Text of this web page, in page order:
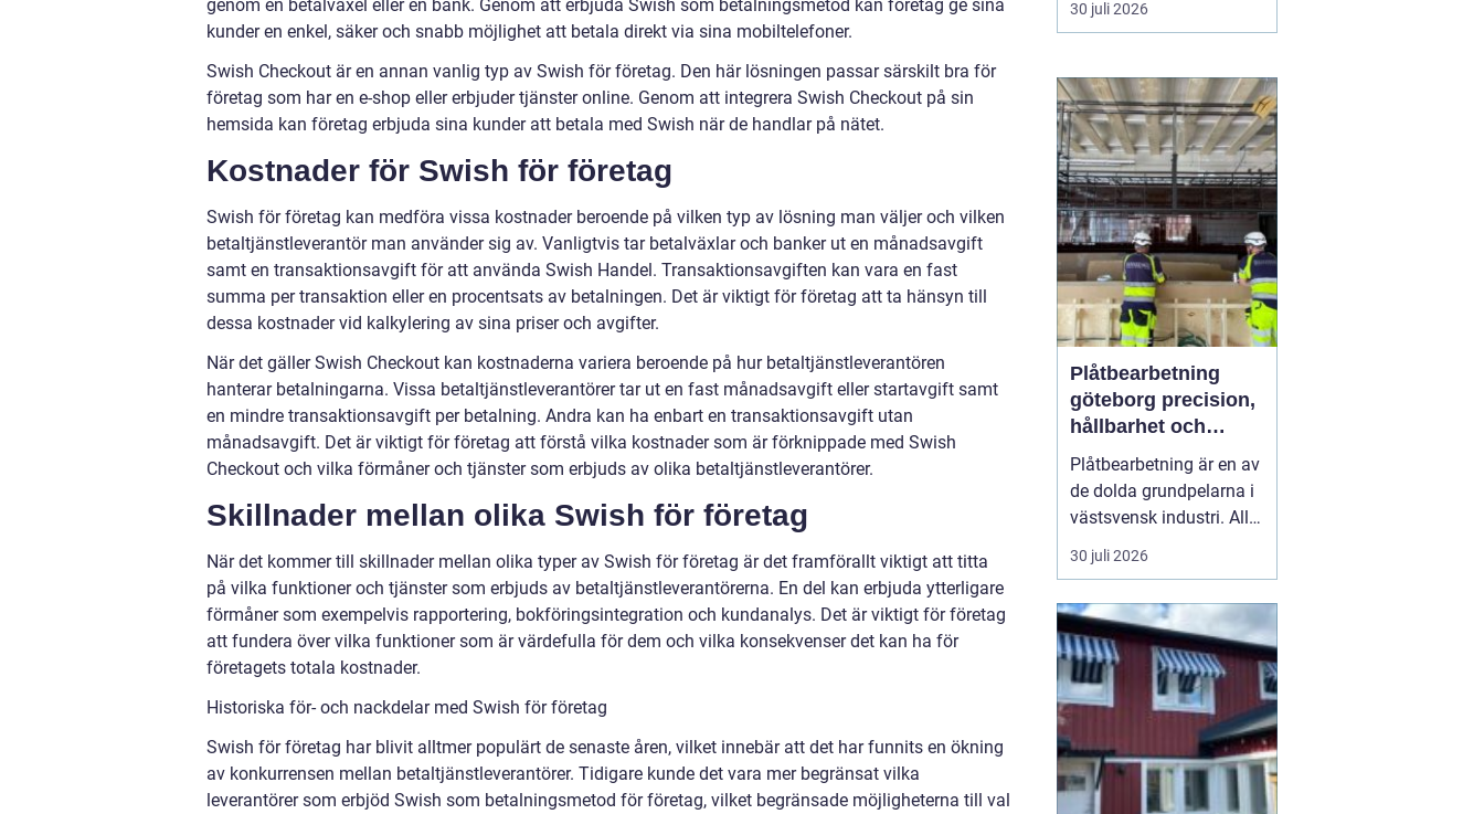
genom en betalväxel eller en bank. Genom att erbjuda Swish som betalningsmetod kan företag ge sina
kunder en enkel, säker och snabb möjlighet att betala direkt via sina mobiltelefoner.
Swish Checkout är en annan vanlig typ av Swish för företag. Den här lösningen passar särskilt bra för
företag som har en e-shop eller erbjuder tjänster online. Genom att integrera Swish Checkout på sin
hemsida kan företag erbjuda sina kunder att betala med Swish när de handlar på nätet.
Kostnader för Swish för företag
Swish för företag kan medföra vissa kostnader beroende på vilken typ av lösning man väljer och vilken
betaltjänstleverantör man använder sig av. Vanligtvis tar betalväxlar och banker ut en månadsavgift
samt en transaktionsavgift för att använda Swish Handel. Transaktionsavgiften kan vara en fast
summa per transaktion eller en procentsats av betalningen. Det är viktigt för företag att ta hänsyn till
dessa kostnader vid kalkylering av sina priser och avgifter.
När det gäller Swish Checkout kan kostnaderna variera beroende på hur betaltjänstleverantören
hanterar betalningarna. Vissa betaltjänstleverantörer tar ut en fast månadsavgift eller startavgift samt
en mindre transaktionsavgift per betalning. Andra kan ha enbart en transaktionsavgift utan
månadsavgift. Det är viktigt för företag att förstå vilka kostnader som är förknippade med Swish
Checkout och vilka förmåner och tjänster som erbjuds av olika betaltjänstleverantörer.
Skillnader mellan olika Swish för företag
När det kommer till skillnader mellan olika typer av Swish för företag är det framförallt viktigt att titta
på vilka funktioner och tjänster som erbjuds av betaltjänstleverantörerna. En del kan erbjuda ytterligare
förmåner som exempelvis rapportering, bokföringsintegration och kundanalys. Det är viktigt för företag
att fundera över vilka funktioner som är värdefulla för dem och vilka konsekvenser det kan ha för
företagets totala kostnader.
Historiska för- och nackdelar med Swish för företag
Swish för företag har blivit alltmer populärt de senaste åren, vilket innebär att det har funnits en ökning
av konkurrensen mellan betaltjänstleverantörer. Tidigare kunde det vara mer begränsat vilka
leverantörer som erbjöd Swish som betalningsmetod för företag, vilket begränsade möjligheterna till val
ett nytt yrke, en starkare
arbetsmarknaden eller
en naturlig utveckling i
ett jobb inom transport
och logistik. I Uddevalla
finns goda mö...
30 juli 2026
Plåtbearbetning
göteborg precision,
hållbarhet och
smarta lösningar
Plåtbearbetning är en av
de dolda grundpelarna i
västsvensk industri. Allt
från marina
anläggningar längs
maskiner, räcken i
offentliga miljöer och
specialtillverkade
komponenter tillverkas
plåtbearbetning. När
för...
30 juli 2026